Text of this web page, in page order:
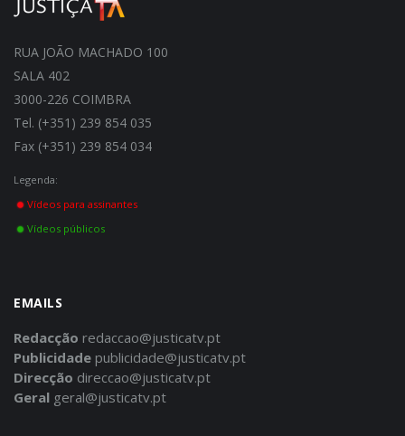
RUA JOÃO MACHADO 100
SALA 402
3000-226 COIMBRA
Tel. (+351) 239 854 035
Fax (+351) 239 854 034
Legenda:
Vídeos para assinantes
Vídeos públicos
EMAILS
Redacção redaccao@justicatv.pt
Publicidade publicidade@justicatv.pt
Direcção direccao@justicatv.pt
Geral geral@justicatv.pt